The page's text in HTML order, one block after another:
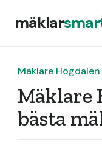
mäklar
Mäklare Högdalen
Mäklare
bästa